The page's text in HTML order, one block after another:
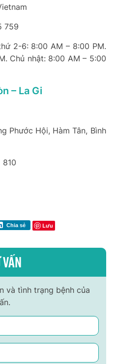
759
2-6: 8:00 AM – 8:00 PM.
Chủ nhật: 8:00 AM – 5:00
– La Gi
Phước Hội, Hàm Tân, Bình
Chia sẻ Lưu
và tình trạng bệnh của